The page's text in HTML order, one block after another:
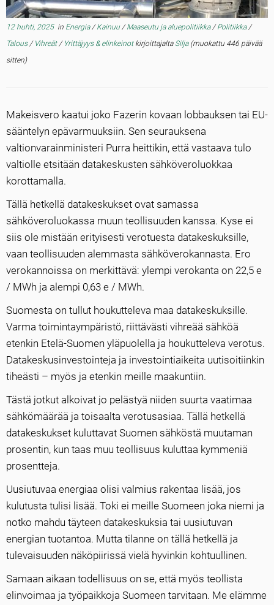
12 huhti, 2025in Energia/Kainuu /Maaseutu ja aluepolitiikka/Politiikka/
Talous/ Vihreät/ Yrittäjyys & elinkeinot kirjoittajalta Silja(muokattu 446 päivää
sitten)
Makeisvero kaatui joko Fazerin kovaan lobbauksen tai EU-
sääntelyn epävarmuuksiin. Sen seurauksena
valtionvarainministeri Purra heittikin, että vastaava tulo
valtiolle etsitään datakeskusten sähköveroluokkaa
korottamalla.
Tällä hetkellä datakeskukset ovat samassa
sähköveroluokassa muun teollisuuden kanssa. Kyse ei
siis ole mistään erityisesti verotuesta datakeskuksille,
vaan teollisuuden alemmasta sähköverokannasta. Ero
verokannoissa on merkittävä: ylempi verokanta on 22,5 e
/ MWh ja alempi 0,63 e / MWh.
Suomesta on tullut houkutteleva maa datakeskuksille.
Varma toimintaympäristö, riittävästi vihreää sähköä
etenkin Etelä-Suomen yläpuolella ja houkutteleva verotus.
Datakeskusinvestointeja ja investointiaikeita uutisoitiinkin
tiheästi – myös ja etenkin meille maakuntiin.
Tästä jotkut alkoivat jo pelästyä niiden suurta vaatimaa
sähkömäärää ja toisaalta verotusasiaa. Tällä hetkellä
datakeskukset kuluttavat Suomen sähköstä muutaman
prosentin, kun taas muu teollisuus kuluttaa kymmeniä
prosentteja.
Uusiutuvaa energiaa olisi valmius rakentaa lisää, jos
kulutusta tulisi lisää. Toki ei meille Suomeen joka niemi ja
notko mahdu täyteen datakeskuksia tai uusiutuvan
energian tuotantoa. Mutta tilanne on tällä hetkellä ja
tulevaisuuden näköpiirissä vielä hyvinkin kohtuullinen.
Samaan aikaan todellisuus on se, että myös teollista
elinvoimaa ja työpaikkoja Suomeen tarvitaan. Me elämme